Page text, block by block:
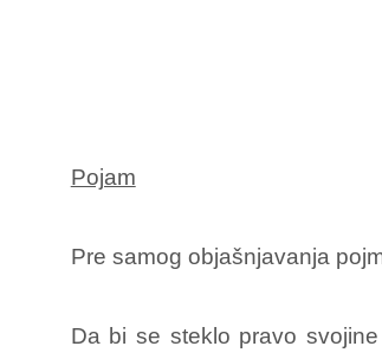
Pojam
Pre samog objašnjavanja
Da bi se steklo pravo